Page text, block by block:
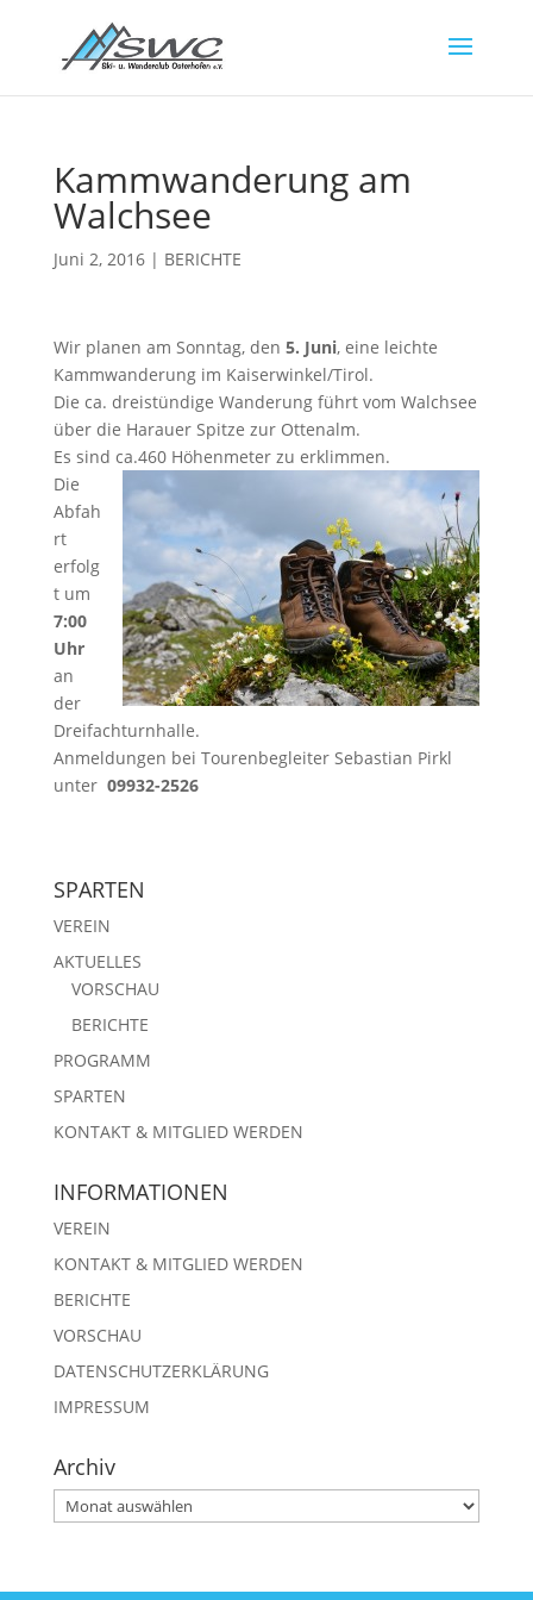
Kammwanderung am
Walchsee
Juni 2, 2016| BERICHTE
Wir planen am Sonntag, den 5. Juni, eine leichte
Kammwanderung im Kaiserwinkel/Tirol.
Die ca. dreistündige Wanderung führt vom Walchsee
über die Harauer Spitze zur Ottenalm.
Es sind ca.460 Höhenmeter zu erklimmen.
Die
Abfah
rt
erfolg
t um
7:00
Uhr
an
der
Dreifachturnhalle.
Anmeldungen bei Tourenbegleiter Sebastian Pirkl
unter 09932-2526
SPARTEN
VEREIN
AKTUELLES
VORSCHAU
BERICHTE
PROGRAMM
SPARTEN
KONTAKT & MITGLIED WERDEN
INFORMATIONEN
VEREIN
KONTAKT & MITGLIED WERDEN
BERICHTE
VORSCHAU
DATENSCHUTZERKLÄRUNG
IMPRESSUM
Archiv
Archiv